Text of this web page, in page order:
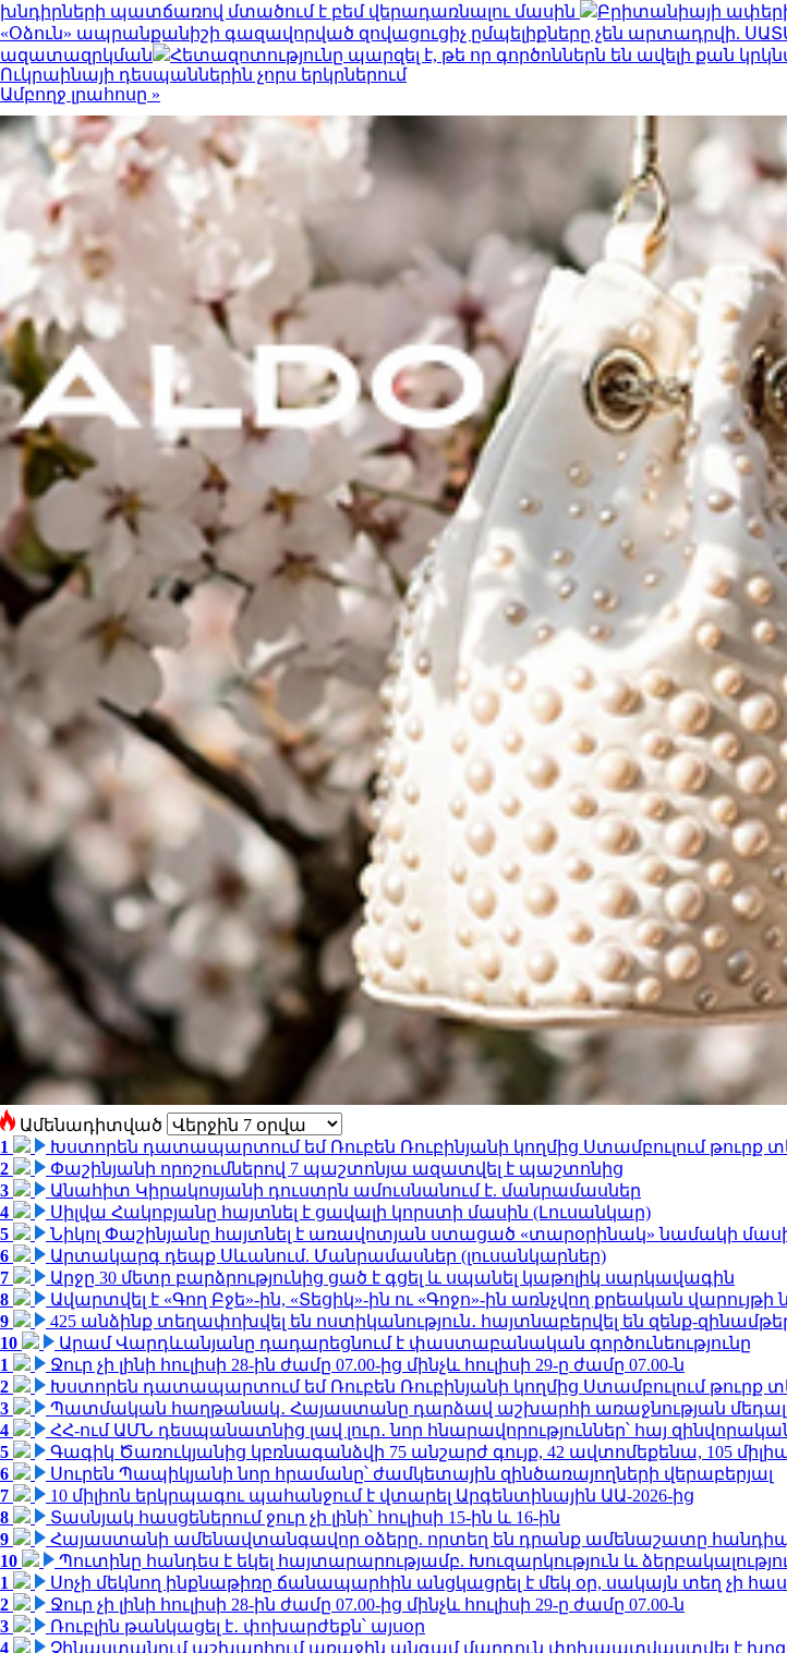
խնդիրների պատճառով մտածում է բեմ վերադառնալու մասին
Բրիտանիայի ափերի
«Օձուն» ապրանքանիշի գազավորված զովացուցիչ ըմպելիքները չեն արտադրվի.
ազատազրկման
Հետազոտությունը պարզել է, թե որ գործոններն են ավելի քան
Ուկրաինայի դեսպաններին չորս երկրներում
Ամբողջ լրահոսը »
Ամենադիտված
1
Խստորեն դատապարտում եմ Ռուբեն Ռուբինյանի կողմից Ստամբուլում թուրք
2
Փաշինյանի որոշումներով 7 պաշտոնյա ազատվել է պաշտոնից
3
Անահիտ Կիրակոսյանի դուստրն ամուսնանում է. մանրամասներ
4
Սիլվա Հակոբյանը հայտնել է ցավալի կորստի մասին (Լուսանկար)
5
Նիկոլ Փաշինյանը հայտնել է առավոտյան ստացած «տարօրինակ» նամակի
6
Արտակարգ դեպք Սևանում. Մանրամասներ (լուսանկարներ)
7
Արջը 30 մետր բարձրությունից ցած է գցել և սպանել կաթոլիկ սարկավագին
8
Ավարտվել է «Գող Բջե»-ին, «Տեցիկ»-ին ու «Գոջո»-ին առնչվող քրեական
9
425 անձինք տեղափոխվել են ոստիկանություն․ հայտնաբերվել են զենք-
10
Արամ Վարդևանյանը դադարեցնում է փաստաբանական գործունեությունը
1
Ջուր չի լինի հուլիսի 28-ին ժամը 07.00-ից մինչև հուլիսի 29-ը ժամը 07.00-ն
2
Խստորեն դատապարտում եմ Ռուբեն Ռուբինյանի կողմից Ստամբուլում թուրք
3
Պատմական հաղթանակ․ Հայաստանը դարձավ աշխարհի առաջնության
4
ՀՀ-ում ԱՄՆ դեսպանատնից լավ լուր․ նոր հնարավորություններ՝ հայ
5
Գագիկ Ծառուկյանից կբռնագանձվի 75 անշարժ գույք, 42 ավտոմեքենա, 105
6
Սուրեն Պապիկյանի նոր հրամանը՝ ժամկետային զինծառայողների վերաբերյալ
7
10 միլիոն երկրպագու պահանջում է վտարել Արգենտինային ԱԱ-2026-ից
8
Տասնյակ հասցեներում ջուր չի լինի՝ հուլիսի 15-ին և 16-ին
9
Հայաստանի ամենավտանգավոր օձերը. որտեղ են դրանք ամենաշատը
10
Պուտինը հանդես է եկել հայտարարությամբ. Խուզարկություն և
1
Սոչի մեկնող ինքնաթիռը ճանապարհին անցկացրել է մեկ օր, սակայն տեղ չի
2
Ջուր չի լինի հուլիսի 28-ին ժամը 07.00-ից մինչև հուլիսի 29-ը ժամը 07.00-ն
3
Ռուբլին թանկացել է․ փոխարժեքն՝ այսօր
4
Չինաստանում աշխարհում առաջին անգամ մարդուն փոխպատվաստվել է